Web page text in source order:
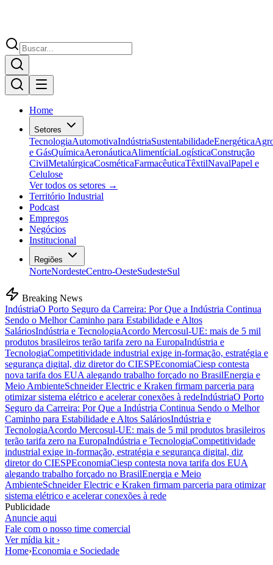
Home
Setores
TecnologiaAutomotivaIndústriaSustentabilidadeEnergética
e GásQuímicaAeronáuticaAlimentíciaLogísticaConstrução
CivilMetalúrgicaCosméticaFarmacêuticaTêxtilNavalPapel e
Celulose
Ver todos os setores →
Território Industrial
Podcast
Empregos
Negócios
Institucional
Regiões
NorteNordesteCentro-OesteSudesteSul
Breaking News
IndústriaO Porto Seguro da Carreira: Por Que a Indústria Continua
Sendo o Melhor Caminho para Estabilidade e Altos
SaláriosIndústria e TecnologiaAcordo Mercosul-UE: mais de 5 mil
produtos brasileiros terão tarifa zero na EuropaIndústria e
TecnologiaCompetitividade industrial exige in-formação, estratégia e
segurança digital, diz diretor do CIESPEconomiaCiesp contesta
nova tarifa dos EUA alegando trabalho forçado no BrasilEnergia e
Meio AmbienteSchneider Electric e Kraken firmam parceria para
otimizar sistema elétrico e acelerar conexões à redeIndústriaO Porto
Seguro da Carreira: Por Que a Indústria Continua Sendo o Melhor
Caminho para Estabilidade e Altos SaláriosIndústria e
TecnologiaAcordo Mercosul-UE: mais de 5 mil produtos brasileiros
terão tarifa zero na EuropaIndústria e TecnologiaCompetitividade
industrial exige in-formação, estratégia e segurança digital, diz
diretor do CIESPEconomiaCiesp contesta nova tarifa dos EUA
alegando trabalho forçado no BrasilEnergia e Meio
AmbienteSchneider Electric e Kraken firmam parceria para otimizar
sistema elétrico e acelerar conexões à rede
Publicidade
Anuncie aqui
Fale com o nosso time comercial
Ver mídia kit ›
Home›Economia e Sociedade